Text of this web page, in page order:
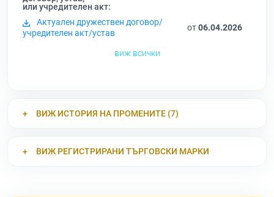
или учредителен акт:
Актуален дружествен договор/
учредителен акт/устав
от06.04.2026
виж всички
ВИЖ ИСТОРИЯ НА ПРОМЕНИТЕ (7)
ВИЖ РЕГИСТРИРАНИ ТЪРГОВСКИ МАРКИ